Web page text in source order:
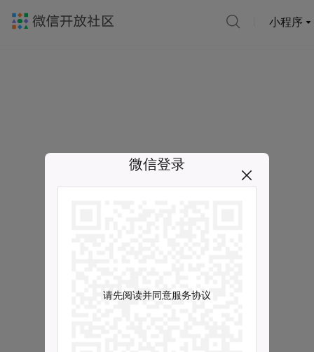
小程序
微信登录
请先阅读并同意服务协议